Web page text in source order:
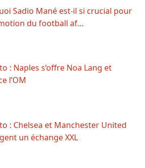
Sadio Mané est-il si crucial pour
du football af…
: Naples s’offre Noa Lang et
l’OM
: Chelsea et Manchester United
un échange XXL